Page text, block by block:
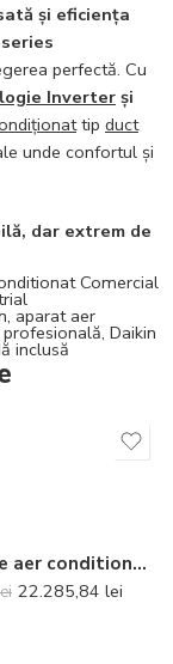
și eficiența
perfectă. Cu
Inverter și
tip duct
unde confortul și
dar extrem de
Comercial
, aparat aer
, Daikin
inclusă
Aparat de aer conditionat tip caseta Daikin SkyAir Alpha-series High COP Bluevolution FCAHG71H-RZAG71NV1 Inverter 24000 BTU – Panel si telecomanda incluse
22.285,84 lei